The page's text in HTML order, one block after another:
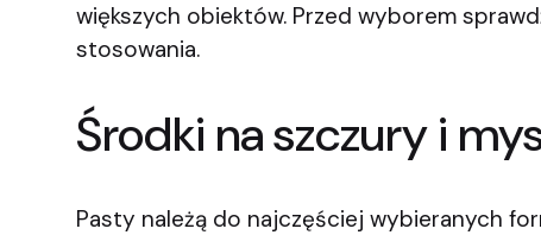
większych obiektów. Przed wyborem
stosowania.
Środki na szczury i
Pasty należą do najczęściej wybieranych